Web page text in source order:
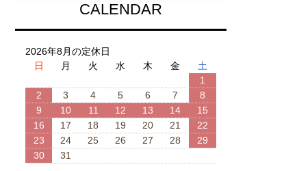
CALENDAR
2026年8月の定休日
日
月 火 水 木 金
土
1
2
3 4 5 6 7
8
9
10 11 12 13 14
15
16
17 18 19 20 21
22
23
24 25 26 27 28
29
30
31